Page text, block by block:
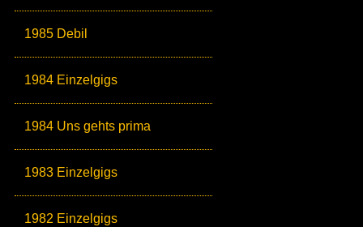
1985 Debil
1984 Einzelgigs
1984 Uns gehts prima
1983 Einzelgigs
1982 Einzelgigs